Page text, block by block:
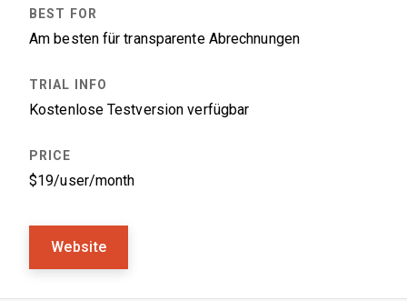
Am besten für transparente Abrechnungen
Kostenlose Testversion verfügbar
$19/user/month
Website